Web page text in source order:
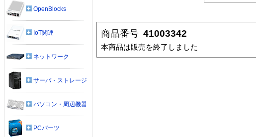
商品番号 41003342
本商品は販売を終了しました
OpenBlocks
IoT関連
ネットワーク
サーバ・ストレージ
パソコン・周辺機器
PCパーツ